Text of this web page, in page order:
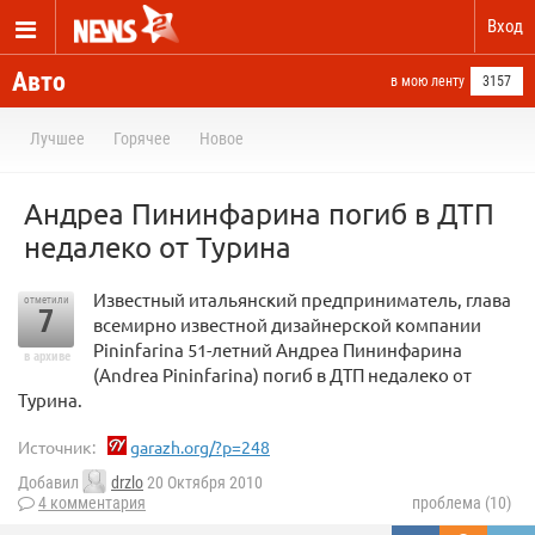
Вход
Авто в мою ленту 3157
Лучшее Горячее Новое
Андреа Пининфарина погиб в ДТП
недалеко от Турина
отметили
7
в архиве
Известный итальянский предприниматель, глава
всемирно известной дизайнерской компании
Pininfarina 51-летний Андреа Пининфарина
(Andrea Pininfarina) погиб в ДТП недалеко от
Турина.
Источник: garazh.org/?p=248
Добавил drzlo20 Октября 2010
4 комментария
проблема (10)